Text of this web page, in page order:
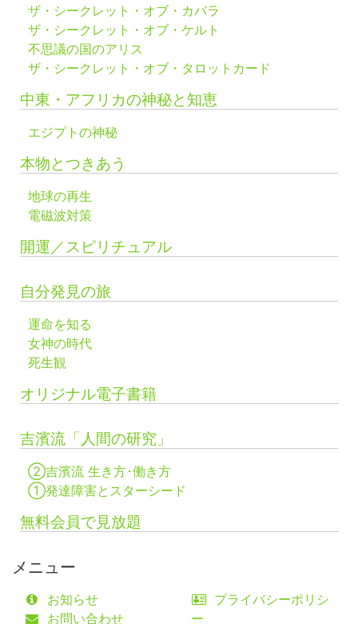
ザ・シークレット・オブ・カバラ
ザ・シークレット・オブ・ケルト
不思議の国のアリス
ザ・シークレット・オブ・タロットカード
中東・アフリカの神秘と知恵
エジプトの神秘
本物とつきあう
地球の再生
電磁波対策
開運／スピリチュアル
自分発見の旅
運命を知る
女神の時代
死生観
オリジナル電子書籍
吉濱流「人間の研究」
②吉濱流 生き方･働き方
①発達障害とスターシード
無料会員で見放題
メニュー
お知らせ
お問い合わせ
プライバシーポリシ
ー